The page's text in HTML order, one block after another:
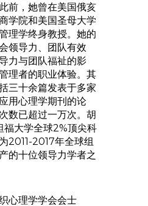
前，她曾在美国俄亥
学院和美国圣母大学
理学终身教授。她的
领导力、团队有效
力与团队福祉的影
理者的职业体验。其
三十余篇发表于多家
用心理学期刊的论
数已超过一万次。胡
大学全球2%顶尖科
2011-2017年全球组
的十位领导力学者之
心理学学会会士